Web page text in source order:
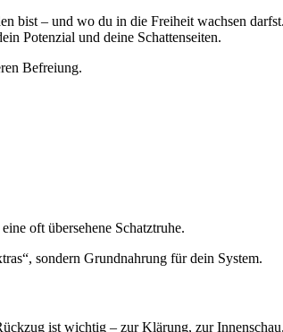
bist – und wo du in die Freiheit wachsen
Potenzial und deine Schattenseiten.
Befreiung.
oft übersehene Schatztruhe.
sondern Grundnahrung für dein System.
ist wichtig – zur Klärung, zur